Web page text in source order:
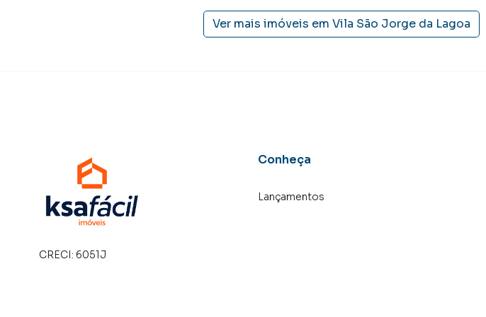
preparada para atender proprietários e inquilinos.
Ver mais imóveis em Vila São Jorge da Lagoa
CRECI: 6051J
Conheça
Lançamentos